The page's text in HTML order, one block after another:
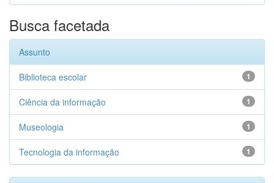
Busca facetada
Assunto
1
Biblioteca escolar
1
Ciência da informação
1
Museologia
1
Tecnologia da informação